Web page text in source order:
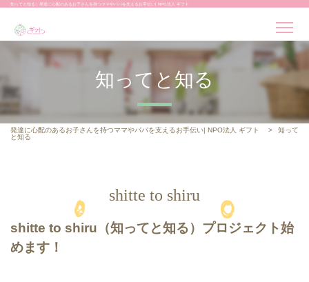
知ってと知る | 発達に心配のあるお子さんを持つママやパパを支えるお手伝い| NPO法人 ギフト
知ってと知る
発達に心配のあるお子さんを持つママやパパを支えるお手伝い| NPO法人 ギフト >
知って
と知る
shitte to shiru
shitte to shiru（知ってと知る）プロジェクト始
めます！